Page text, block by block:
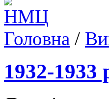
Головна /
1932-1933